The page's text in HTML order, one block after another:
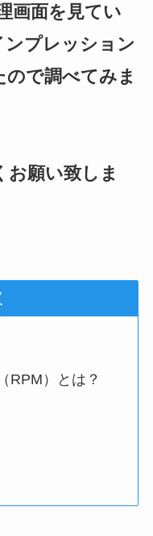
画面を見てい
ンプレッション
で調べてみま
お願い致しま
RPM）とは？